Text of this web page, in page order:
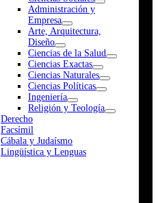
Administración y
Empresa
Arte, Arquitectura,
Diseño
Ciencias de la Salud
Ciencias Exactas
Ciencias Naturales
Ciencias Políticas
Ingeniería
Religión y Teología
Derecho
Facsímil
Cábala y Judaísmo
Lingüística y Lenguas